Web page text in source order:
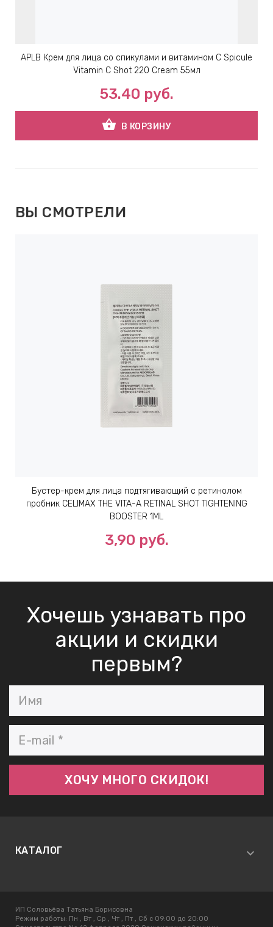
APLB Крем для лица со спикулами и витамином С Spicule
Vitamin C Shot 220 Cream 55мл
53.40 руб.
shopping_basket В КОРЗИНУ
ВЫ СМОТРЕЛИ
Бустер-крем для лица подтягивающий с ретинолом
пробник CELIMAX THE VITA-A RETINAL SHOT TIGHTENING
BOOSTER 1ML
3,90 руб.
Хочешь узнавать про
акции и скидки
первым?
КАТАЛОГ
ИП Соловьёва Татьяна Борисовна
Режим работы: Пн , Вт , Ср , Чт , Пт , Сб c 09:00 до 20:00